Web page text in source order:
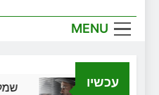
MENU
עכשיו